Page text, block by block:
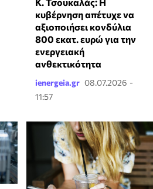
κυβέρνηση απέτυχε να
αξιοποιήσει κονδύλια
800 εκατ. ευρώ για την
ενεργειακή
ανθεκτικότητα
ienergeia.gr 08.07.2026 -
11:57